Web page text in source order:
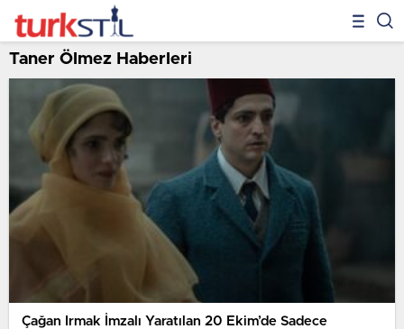
Taner Ölmez Haberleri
Çağan Irmak İmzalı Yaratılan 20 Ekim’de Sadece